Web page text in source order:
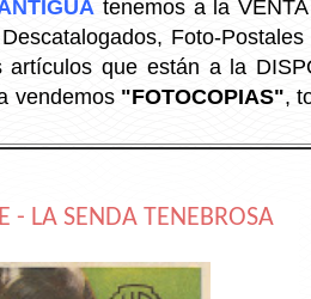
tenemos a la
Foto-
artículos que están a la
vendemos "FOTOCOPIAS",
- LA SENDA TENEBROSA